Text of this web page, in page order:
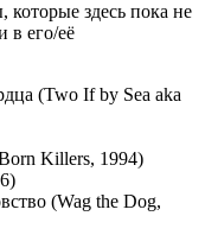
здесь пока не
в его/её
(Two If by Sea aka
Killers, 1994)
(Wag the Dog,